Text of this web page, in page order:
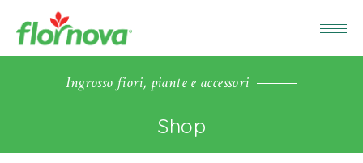
Ingrosso fiori, piante e accessori
Shop